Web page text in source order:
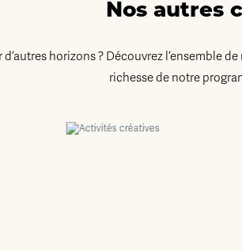
Nos autres
d’autres horizons ? Découvrez l’ensemble
richesse de notre